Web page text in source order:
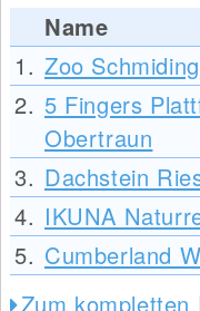
Name
1. Zoo Schmiding
2. 5 Fingers
Obertraun
3. Dachstein
4. IKUNA
5. Cumberland
Zum kompletten